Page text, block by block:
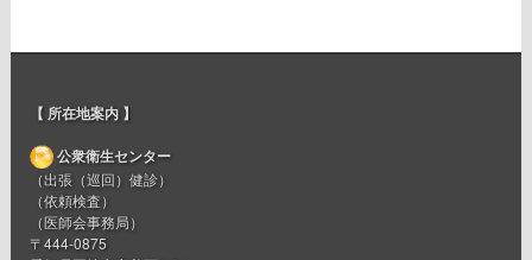
【 所在地案内 】
公衆衛生センター
（出張（巡回）健診）
（依頼検査）
（医師会事務局）
〒444-0875